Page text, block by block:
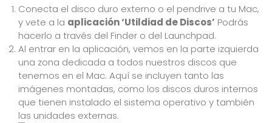
Conecta el disco duro externo o el pendrive a tu Mac,
y vete a la aplicación ‘Utildiad de Discos’ Podrás
hacerlo a través del Finder o del Launchpad.
Al entrar en la aplicación, vemos en la parte izquierda
una zona dedicada a todos nuestros discos que
tenemos en el Mac. Aquí se incluyen tanto las
imágenes montadas, como los discos duros internos
que tienen instalado el sistema operativo y también
las unidades externas.